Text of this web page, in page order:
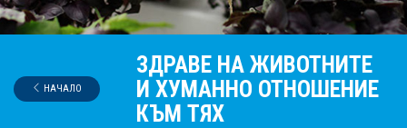
ЗДРАВЕ НА ЖИВОТНИТЕ
И ХУМАННО ОТНОШЕНИЕ
КЪМ ТЯХ
НАЧАЛО